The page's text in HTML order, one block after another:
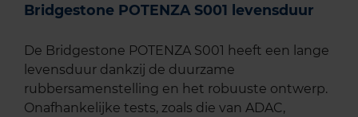
Bridgestone POTENZA S001 levensduur
De Bridgestone POTENZA S001 heeft een lange
levensduur dankzij de duurzame
rubbersamenstelling en het robuuste ontwerp.
Onafhankelijke tests, zoals die van ADAC,